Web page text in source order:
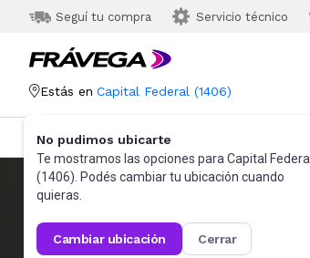
Seguí tu compra Servicio técnico
Estás en Capital Federal (1406)
No pudimos ubicarte
Te mostramos las opciones para Capital Federal
(1406). Podés cambiar tu ubicación cuando
quieras.
cambiar ubicación cerrar
Categorías Más Vendidos